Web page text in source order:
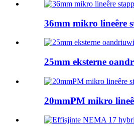
36mm mikro lineêre
25mm eksterne
20mmPM mikro